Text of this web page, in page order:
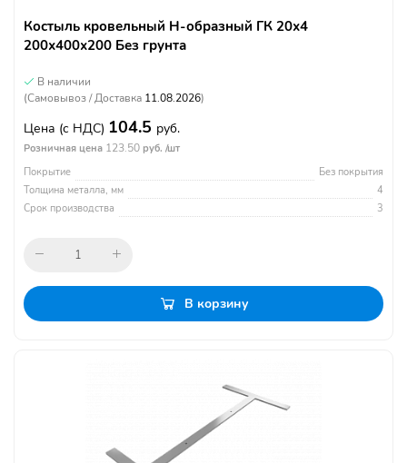
Костыль кровельный Н-образный ГК 20х4
200х400х200 Без грунта
В наличии
(Самовывоз / Доставка 11.08.2026)
Цена (с НДС) 104.5 руб.
Розничная цена 123.50 руб. /шт
Покрытие
Без покрытия
Толщина металла, мм
4
Срок производства
3
В корзину